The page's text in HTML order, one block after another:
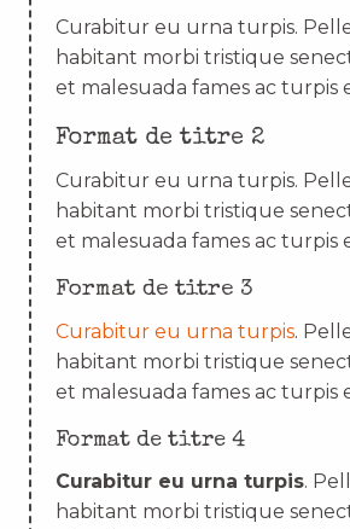
Curabitur eu urna turpis.
habitant morbi tristique
et malesuada fames ac turpis
Format de titre 2
Curabitur eu urna turpis.
habitant morbi tristique
et malesuada fames ac turpis
Format de titre 3
Curabitur eu urna turpis.
habitant morbi tristique
et malesuada fames ac turpis
Format de titre 4
Curabitur eu urna turpis.
habitant morbi tristique